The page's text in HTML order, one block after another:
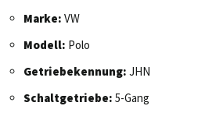
Marke: VW
Modell: Polo
Getriebekennung: JHN
Schaltgetriebe: 5-Gang